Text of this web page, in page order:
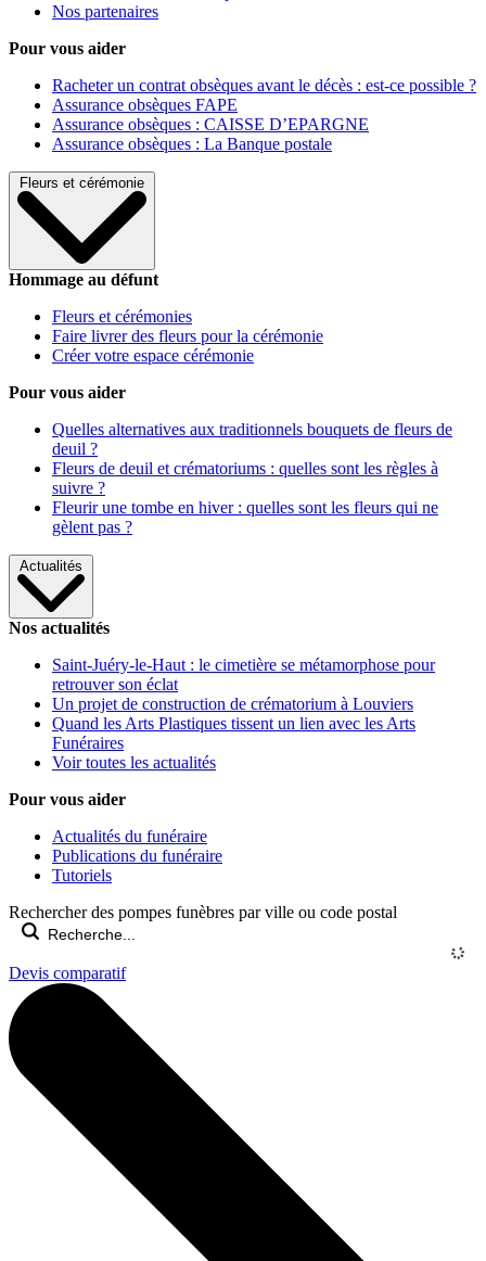
Nos partenaires
Pour vous aider
Racheter un contrat obsèques avant le décès : est-ce possible ?
Assurance obsèques FAPE
Assurance obsèques : CAISSE D’EPARGNE
Assurance obsèques : La Banque postale
Fleurs et cérémonie
Hommage au défunt
Fleurs et cérémonies
Faire livrer des fleurs pour la cérémonie
Créer votre espace cérémonie
Pour vous aider
Quelles alternatives aux traditionnels bouquets de fleurs de
deuil ?
Fleurs de deuil et crématoriums : quelles sont les règles à
suivre ?
Fleurir une tombe en hiver : quelles sont les fleurs qui ne
gèlent pas ?
Actualités
Nos actualités
Saint-Juéry-le-Haut : le cimetière se métamorphose pour
retrouver son éclat
Un projet de construction de crématorium à Louviers
Quand les Arts Plastiques tissent un lien avec les Arts
Funéraires
Voir toutes les actualités
Pour vous aider
Actualités du funéraire
Publications du funéraire
Tutoriels
Rechercher des pompes funèbres par ville ou code postal
Devis comparatif